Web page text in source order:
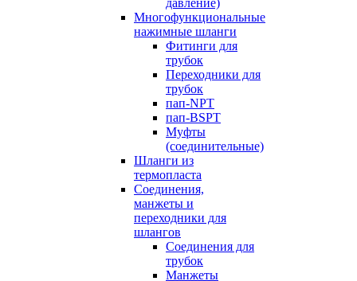
давление)
Многофункциональные
нажимные шланги
Фитинги для
трубок
Переходники для
трубок
пап-NPT
пап-BSPT
Муфты
(соединительные)
Шланги из
термопласта
Соединения,
манжеты и
переходники для
шлангов
Соединения для
трубок
Манжеты